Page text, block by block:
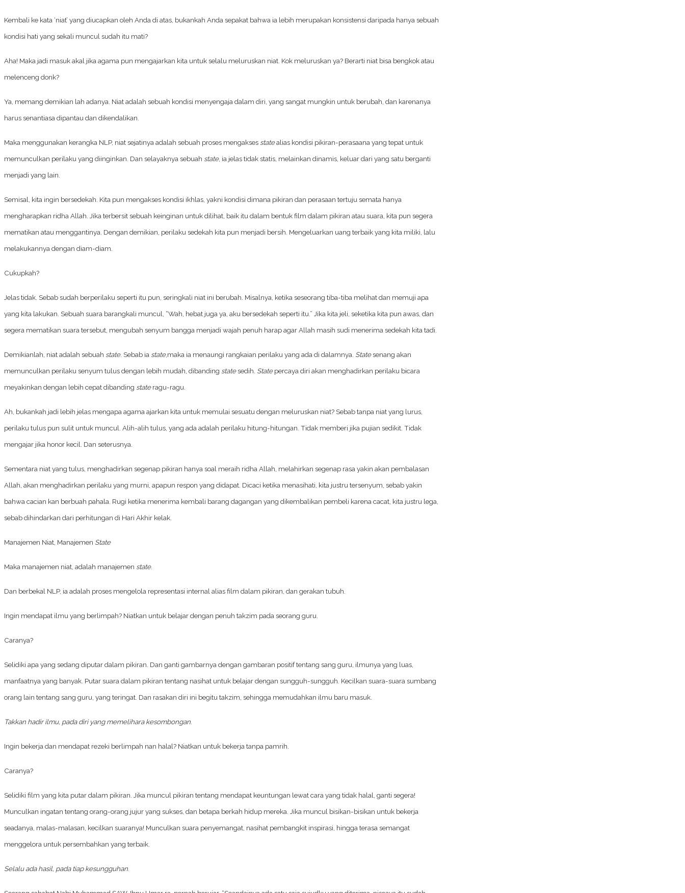
Kembali ke kata ‘niat’ yang diucapkan oleh Anda di atas, bukankah Anda sepakat bahwa ia lebih merupakan konsistensi daripada hanya sebuah
kondisi hati yang sekali muncul sudah itu mati?
Aha! Maka jadi masuk akal jika agama pun mengajarkan kita untuk selalu meluruskan niat. Kok meluruskan ya? Berarti niat bisa bengkok atau
melenceng donk?
Ya, memang demikian lah adanya. Niat adalah sebuah kondisi menyengaja dalam diri, yang sangat mungkin untuk berubah, dan karenanya
harus senantiasa dipantau dan dikendalikan.
Maka menggunakan kerangka NLP, niat sejatinya adalah sebuah proses mengakses statealias kondisi pikiran-perasaana yang tepat untuk
memunculkan perilaku yang diinginkan. Dan selayaknya sebuah state, ia jelas tidak statis, melainkan dinamis, keluar dari yang satu berganti
menjadi yang lain.
Semisal, kita ingin bersedekah. Kita pun mengakses kondisi ikhlas, yakni kondisi dimana pikiran dan perasaan tertuju semata hanya
mengharapkan ridha Allah. Jika terbersit sebuah keinginan untuk dilihat, baik itu dalam bentuk film dalam pikiran atau suara, kita pun segera
mematikan atau menggantinya. Dengan demikian, perilaku sedekah kita pun menjadi bersih. Mengeluarkan uang terbaik yang kita miliki, lalu
melakukannya dengan diam-diam.
Cukupkah?
Jelas tidak. Sebab sudah berperilaku seperti itu pun, seringkali niat ini berubah. Misalnya, ketika seseorang tiba-tiba melihat dan memuji apa
yang kita lakukan. Sebuah suara barangkali muncul, “Wah, hebat juga ya, aku bersedekah seperti itu.” Jika kita jeli, seketika kita pun awas, dan
segera mematikan suara tersebut, mengubah senyum bangga menjadi wajah penuh harap agar Allah masih sudi menerima sedekah kita tadi.
Demikianlah, niat adalah sebuah state. Sebab ia state,maka ia menaungi rangkaian perilaku yang ada di dalamnya. Statesenang akan
memunculkan perilaku senyum tulus dengan lebih mudah, dibanding statesedih. Statepercaya diri akan menghadirkan perilaku bicara
meyakinkan dengan lebih cepat dibanding stateragu-ragu.
Ah, bukankah jadi lebih jelas mengapa agama ajarkan kita untuk memulai sesuatu dengan meluruskan niat? Sebab tanpa niat yang lurus,
perilaku tulus pun sulit untuk muncul. Alih-alih tulus, yang ada adalah perilaku hitung-hitungan. Tidak memberi jika pujian sedikit. Tidak
mengajar jika honor kecil. Dan seterusnya.
Sementara niat yang tulus, menghadirkan segenap pikiran hanya soal meraih ridha Allah, melahirkan segenap rasa yakin akan pembalasan
Allah, akan menghadirkan perilaku yang murni, apapun respon yang didapat. Dicaci ketika menasihati, kita justru tersenyum, sebabyakin
bahwa cacian kan berbuah pahala. Rugi ketika menerima kembali barang dagangan yang dikembalikan pembeli karena cacat, kita justru lega,
sebab dihindarkan dari perhitungan di Hari Akhir kelak.
Manajemen Niat, Manajemen State
Maka manajemen niat, adalah manajemen state.
Dan berbekal NLP, ia adalah proses mengelola representasi internal alias film dalam pikiran, dan gerakan tubuh.
Ingin mendapat ilmu yang berlimpah? Niatkan untuk belajar dengan penuh takzim pada seorang guru.
Caranya?
Selidiki apa yang sedang diputar dalam pikiran. Dan ganti gambarnya dengan gambaran positif tentang sang guru, ilmunya yang luas,
manfaatnya yang banyak. Putar suara dalam pikiran tentang nasihat untuk belajar dengan sungguh-sungguh. Kecilkan suara-suara sumbang
orang lain tentang sang guru, yang teringat. Dan rasakan diri ini begitu takzim, sehingga memudahkan ilmu baru masuk.
Takkan hadir ilmu, pada diri yang memelihara kesombongan
Ingin bekerja dan mendapat rezeki berlimpah nan halal? Niatkan untuk bekerja tanpa pamrih.
Caranya?
Selidiki film yang kita putar dalam pikiran. Jika muncul pikiran tentang mendapat keuntungan lewat cara yang tidak halal, ganti segera!
Munculkan ingatan tentang orang-orang jujur yang sukses, dan betapa berkah hidup mereka. Jika muncul bisikan-bisikan untuk bekerja
seadanya, malas-malasan, kecilkan suaranya! Munculkan suara penyemangat, nasihat pembangkit inspirasi, hingga terasa semangat
menggelora untuk persembahkan yang terbaik.
Selalu ada hasil, pada tiap kesungguhan